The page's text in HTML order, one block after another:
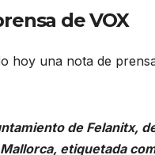
de VOX
hoy una nota de
de Felanitx,
etiquetada